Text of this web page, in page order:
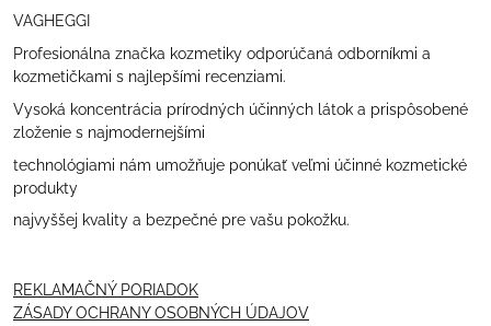
VAGHEGGI
Profesionálna značka kozmetiky odporúčaná odborníkmi a
kozmetičkami s najlepšími recenziami.
Vysoká koncentrácia prírodných účinných látok a prispôsobené
zloženie s najmodernejšími
technológiami nám umožňuje ponúkať veľmi účinné kozmetické
produkty
najvyššej kvality a bezpečné pre vašu pokožku.
REKLAMAČNÝ PORIADOK
ZÁSADY OCHRANY OSOBNÝCH ÚDAJOV